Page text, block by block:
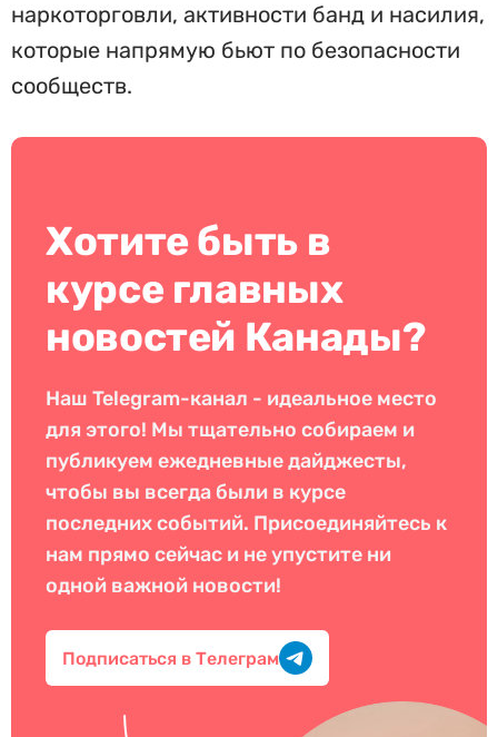
наркоторговли, активности банд и насилия,
которые напрямую бьют по безопасности
сообществ.
Хотите быть в
курсе главных
новостей Канады?
Наш Telegram-канал - идеальное место
для этого! Мы тщательно собираем и
публикуем ежедневные дайджесты,
чтобы вы всегда были в курсе
последних событий. Присоединяйтесь к
нам прямо сейчас и не упустите ни
одной важной новости!
Подписаться в Телеграм